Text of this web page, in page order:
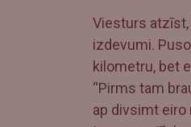
Viesturs
izdevumi.
kilometru, bet
“Pirms tam
ap divsimt eiro